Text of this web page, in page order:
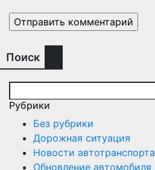
Поиск
Рубрики
Без рубрики
Дорожная ситуация
Новости автотранспорта
Обновление автомобиля